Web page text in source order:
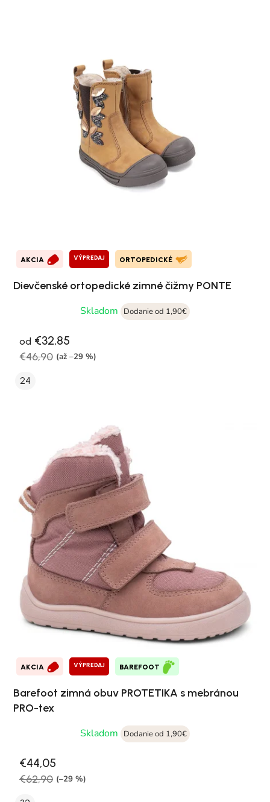
AKCIA VÝPREDAJ ORTOPEDICKÉ
Dievčenské ortopedické zimné čižmy PONTE
Skladom
Dodanie od 1,90€
od €32,85
€46,90 (až –29 %)
24
AKCIA VÝPREDAJ BAREFOOT
Barefoot zimná obuv PROTETIKA s mebránou
PRO-tex
Skladom
Dodanie od 1,90€
€44,05
€62,90 (–29 %)